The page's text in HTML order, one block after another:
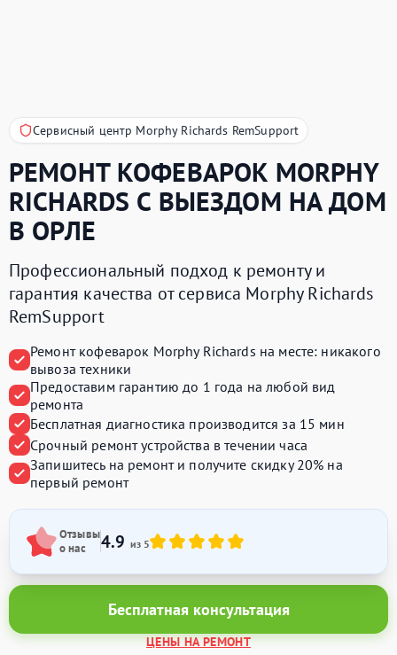
Сервисный центр Morphy Richards RemSupport
РЕМОНТ КОФЕВАРОК MORPHY
RICHARDS С ВЫЕЗДОМ НА ДОМ
В ОРЛЕ
Профессиональный подход к ремонту и
гарантия качества от сервиса Morphy Richards
RemSupport
Ремонт кофеварок Morphy Richards на месте: никакого
вывоза техники
Предоставим гарантию до 1 года на любой вид
ремонта
Бесплатная диагностика производитсяза 15 мин
Срочный ремонт устройства в течении часа
Запишитесь на ремонт и получите скидку 20% на
первый ремонт
Отзывы
о нас
4.9 из 5
Бесплатная консультация
ЦЕНЫ НА РЕМОНТ